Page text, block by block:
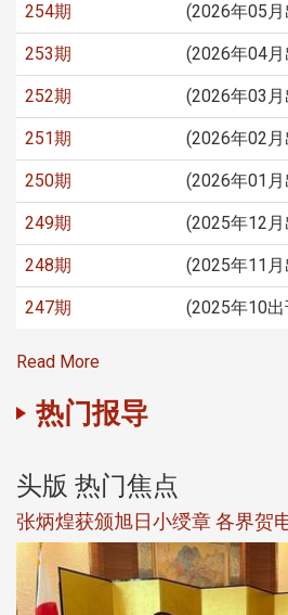
254期 (2026年05
253期 (2026年04
252期 (2026年03
251期 (2026年02
250期 (2026年01
249期 (2025年12
248期 (2025年11
247期 (2025年10
Read More
热门报导
头版 热门焦点
张炳煌获颁旭日小绶章 各界贺